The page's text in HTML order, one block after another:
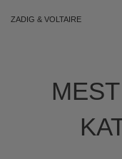
ZADIG & VOLTAIRE